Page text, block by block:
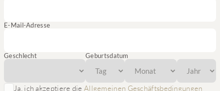
E-Mail-Adresse
Geschlecht Geburtsdatum
Ja, ich akzeptiere die Allgemeinen Geschäftsbedingungen